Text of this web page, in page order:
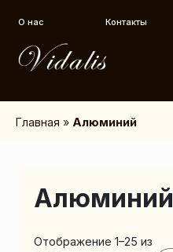
О нас Контакты
Главная » Алюминий
Алюминий
Отображение 1–25 из